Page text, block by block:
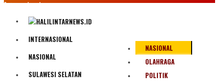
Internasional
Politik
INTERNASIONAL
NASIONAL
SULAWESI SELATAN
NASIONAL
OLAHRAGA
POLITIK